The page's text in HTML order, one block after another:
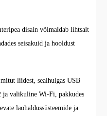
disain võimaldab lihtsalt
seisakuid ja hooldust
liidest, sealhulgas USB
ja valikuline Wi-Fi, pakkudes
laohaldussüsteemide ja